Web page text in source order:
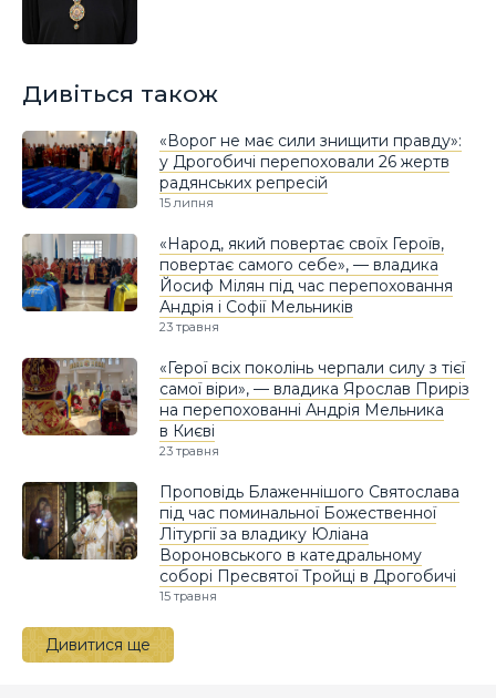
Дивіться також
«Ворог не має сили знищити правду»:
у Дрогобичі перепоховали 26 жертв
радянських репресій
15 липня
«Народ, який повертає своїх Героїв,
повертає самого себе», — владика
Йосиф Мілян під час перепоховання
Андрія і Софії Мельників
23 травня
«Герої всіх поколінь черпали силу з тієї
самої віри», — владика Ярослав Приріз
на перепохованні Андрія Мельника
в Києві
23 травня
Проповідь Блаженнішого Святослава
під час поминальної Божественної
Літургії за владику Юліана
Вороновського в катедральному
соборі Пресвятої Тройці в Дрогобичі
15 травня
Дивитися ще